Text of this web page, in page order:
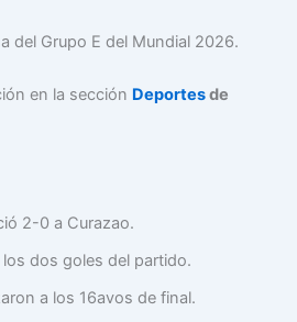
del Grupo E del Mundial 2026.
en la sección Deportesde
2-0 a Curazao.
dos goles del partido.
a los 16avos de final.